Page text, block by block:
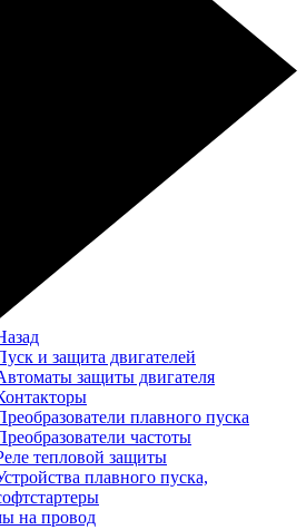
и защита двигателей
защиты двигателя
плавного пуска
частоты
тепловой защиты
плавного пуска,
на провод